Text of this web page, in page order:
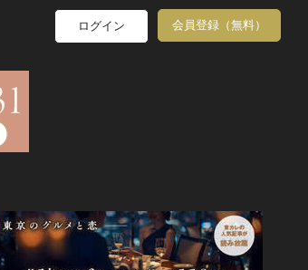
ログイン 会員登録（無料）